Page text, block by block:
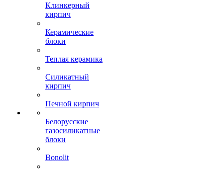
Клинкерный
кирпич
Керамические
блоки
Теплая керамика
Силикатный
кирпич
Печной кирпич
Белорусские
газосиликатные
блоки
Bonolit